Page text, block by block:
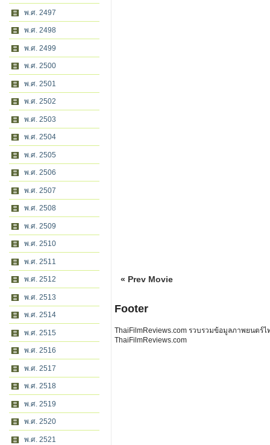
พ.ศ. 2497
พ.ศ. 2498
พ.ศ. 2499
พ.ศ. 2500
พ.ศ. 2501
พ.ศ. 2502
พ.ศ. 2503
พ.ศ. 2504
พ.ศ. 2505
พ.ศ. 2506
พ.ศ. 2507
พ.ศ. 2508
พ.ศ. 2509
พ.ศ. 2510
พ.ศ. 2511
พ.ศ. 2512
พ.ศ. 2513
พ.ศ. 2514
พ.ศ. 2515
พ.ศ. 2516
พ.ศ. 2517
พ.ศ. 2518
พ.ศ. 2519
พ.ศ. 2520
พ.ศ. 2521
« Prev Movie
Footer
ThaiFilmReviews.com รวบรวมข้อมูลภาพยนตร์
ThaiFilmReviews.com